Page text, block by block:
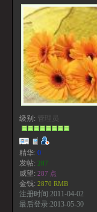
级别: 管理员
精华: 0
发帖: 287
威望: 287 点
金钱: 2870 RMB
注册时间:2011-04-02
最后登录:2013-05-30